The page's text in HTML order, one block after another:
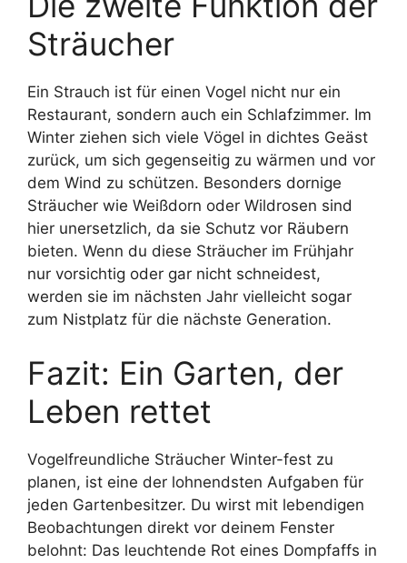
Sträucher
Ein Strauch ist für einen Vogel nicht nur ein
Restaurant, sondern auch ein Schlafzimmer. Im
Winter ziehen sich viele Vögel in dichtes Geäst
zurück, um sich gegenseitig zu wärmen und vor
dem Wind zu schützen. Besonders dornige
Sträucher wie Weißdorn oder Wildrosen sind
hier unersetzlich, da sie Schutz vor Räubern
bieten. Wenn du diese Sträucher im Frühjahr
nur vorsichtig oder gar nicht schneidest,
werden sie im nächsten Jahr vielleicht sogar
zum Nistplatz für die nächste Generation.
Fazit: Ein Garten, der
Leben rettet
Vogelfreundliche Sträucher Winter-fest zu
planen, ist eine der lohnendsten Aufgaben für
jeden Gartenbesitzer. Du wirst mit lebendigen
Beobachtungen direkt vor deinem Fenster
belohnt: Das leuchtende Rot eines Dompfaffs in